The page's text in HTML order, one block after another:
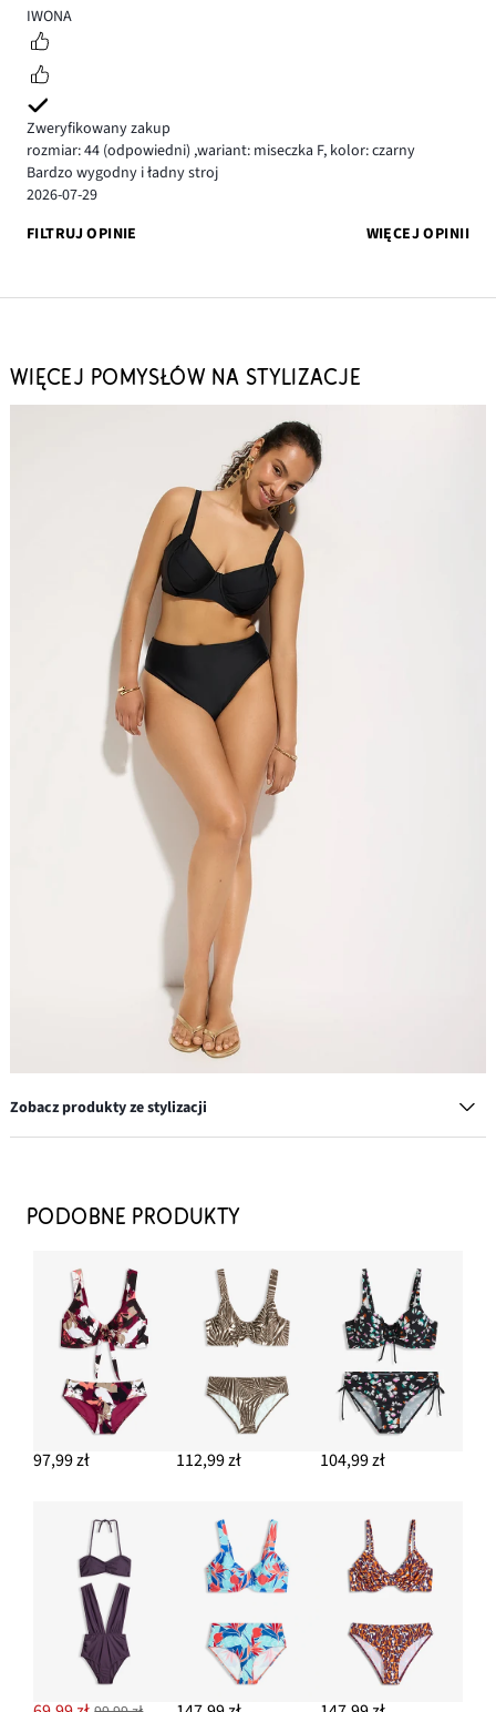
5
IWONA
Zweryfikowany zakup
rozmiar: 44 (odpowiedni) ,wariant: miseczka F, kolor: czarny
Bardzo wygodny i ładny stroj
2026-07-29
FILTRUJ OPINIE
WIĘCEJ OPINII
WIĘCEJ POMYSŁÓW NA STYLIZACJE
Zobacz produkty ze stylizacji
57,90 zł
Klapki w optyce metalicznych
67,99 zł
Kolczyki wkrętki z zawieszką ze słomki
DODAJ DO KOSZYKA
PODOBNE PRODUKTY
97,99 zł 112,99 zł 104,99 zł